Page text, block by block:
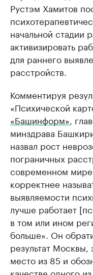
Рустэм Хамитов
начальной стадии
активизировать
для раннего
расстройств.
Комментируя
«Психической
«Башинформ»,
минздрава
назвал рост
пограничных
современном
корректнее
выявляемости
лучше работает
в том или ином
больше». Он
результат Москвы,
место из 85 и